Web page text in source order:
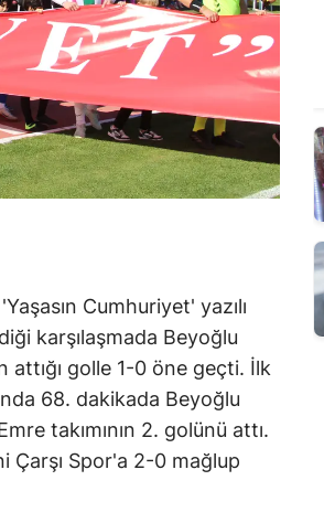
Cumhuriyet' yazılı
karşılaşmada Beyoğlu
attığı golle 1-0 öne geçti. İlk
68. dakikada Beyoğlu
takımının 2. golünü attı.
Çarşı Spor'a 2-0 mağlup